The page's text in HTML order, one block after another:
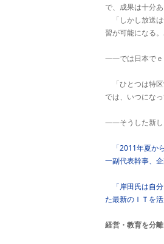
で、成果は十分あ
「しかし放送
習が可能になる
――では日本でｅ
「ひとつは特
では、いつにな
――そうした新し
「2011年夏か
一副代表幹事、
「岸田氏は自
た最新のＩＴを
経営・教育を分離